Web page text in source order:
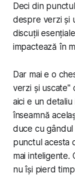
Deci din
despre verzi și
discuții
impactează în
Dar mai e o
verzi și uscate"
aici e un
înseamnă
duce cu gândul
punctul acesta
mai inteligente.
nu își pierd